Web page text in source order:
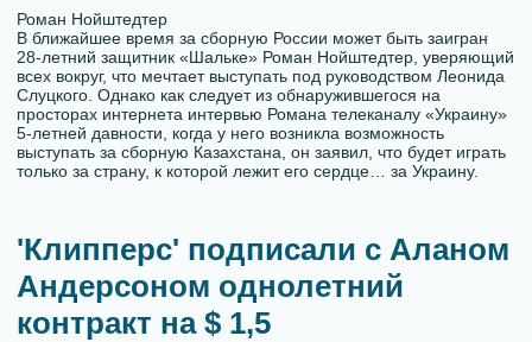
Роман Нойштедтер
В ближайшее время за сборную России может быть заигран
28-летний защитник «Шальке» Роман Нойштедтер, уверяющий
всех вокруг, что мечтает выступать под руководством Леонида
Слуцкого. Однако как следует из обнаружившегося на
просторах интернета интервью Романа телеканалу «Украину»
5-летней давности, когда у него возникла возможность
выступать за сборную Казахстана, он заявил, что будет играть
только за страну, к которой лежит его сердце… за Украину.
'Клипперс' подписали с Аланом
Андерсоном однолетний
контракт на $ 1,5